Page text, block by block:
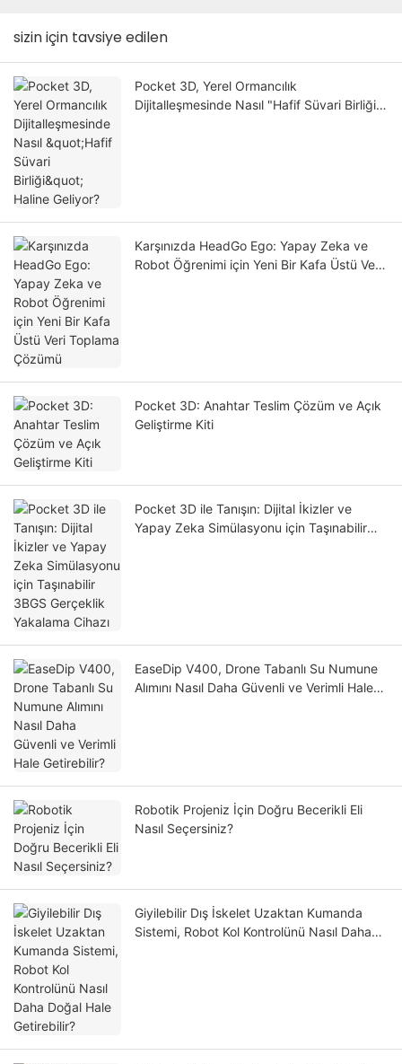
sizin için tavsiye edilen
Pocket 3D, Yerel Ormancılık
Dijitalleşmesinde Nasıl "Hafif Süvari Birliği"
Karşınızda HeadGo Ego: Yapay Zeka ve
Robot Öğrenimi için Yeni Bir Kafa Üstü Veri
Pocket 3D: Anahtar Teslim Çözüm ve Açık
Geliştirme Kiti
Pocket 3D ile Tanışın: Dijital İkizler ve
Yapay Zeka Simülasyonu için Taşınabilir
EaseDip V400, Drone Tabanlı Su Numune
Alımını Nasıl Daha Güvenli ve Verimli Hale
Robotik Projeniz İçin Doğru Becerikli Eli
Nasıl Seçersiniz?
Giyilebilir Dış İskelet Uzaktan Kumanda
Sistemi, Robot Kol Kontrolünü Nasıl Daha